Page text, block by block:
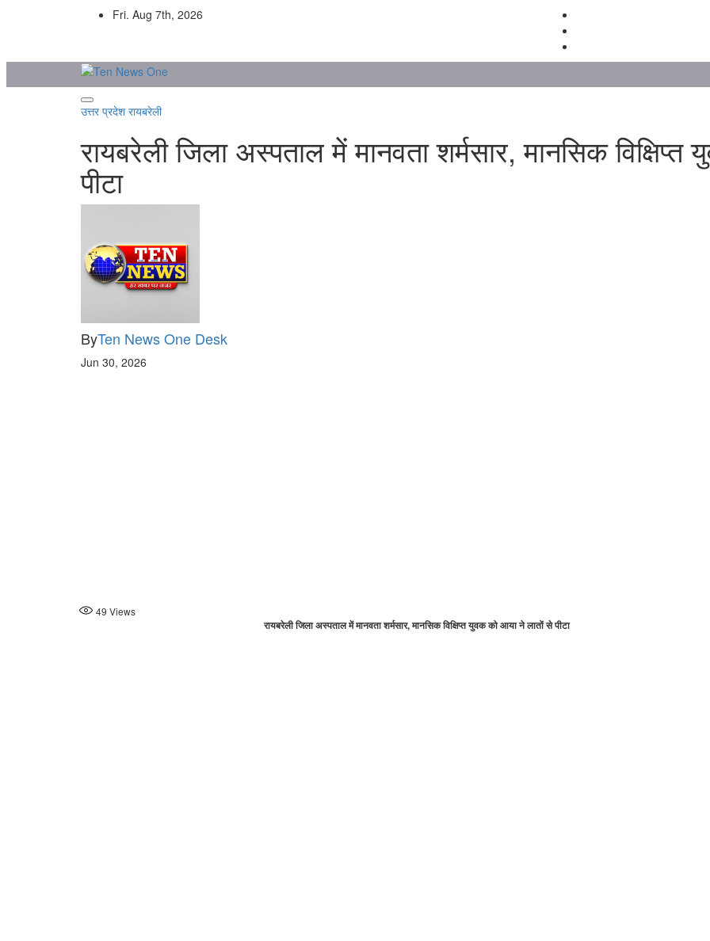
Fri. Aug 7th, 2026
उत्तर प्रदेश रायबरेली
रायबरेली जिला अस्पताल में मानवता शर्मसार, मानसिक
पीटा
ByTen News One Desk
Jun 30, 2026
49 Views
रायबरेली जिला अस्पताल में मानवता शर्मसार, मानसिक विक्षिप्त युवक को आया ने लातों से पीटा